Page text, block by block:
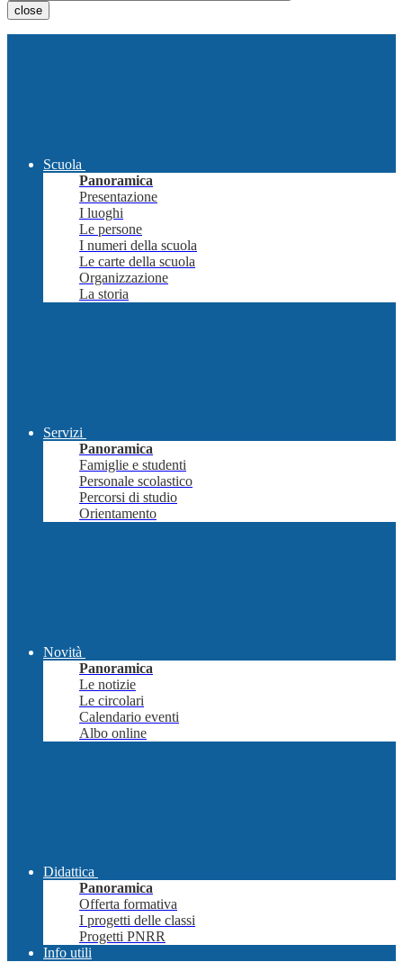
close
Scuola
Panoramica
Presentazione
I luoghi
Le persone
I numeri della scuola
Le carte della scuola
Organizzazione
La storia
Servizi
Panoramica
Famiglie e studenti
Personale scolastico
Percorsi di studio
Orientamento
Novità
Panoramica
Le notizie
Le circolari
Calendario eventi
Albo online
Didattica
Panoramica
Offerta formativa
I progetti delle classi
Progetti PNRR
Info utili